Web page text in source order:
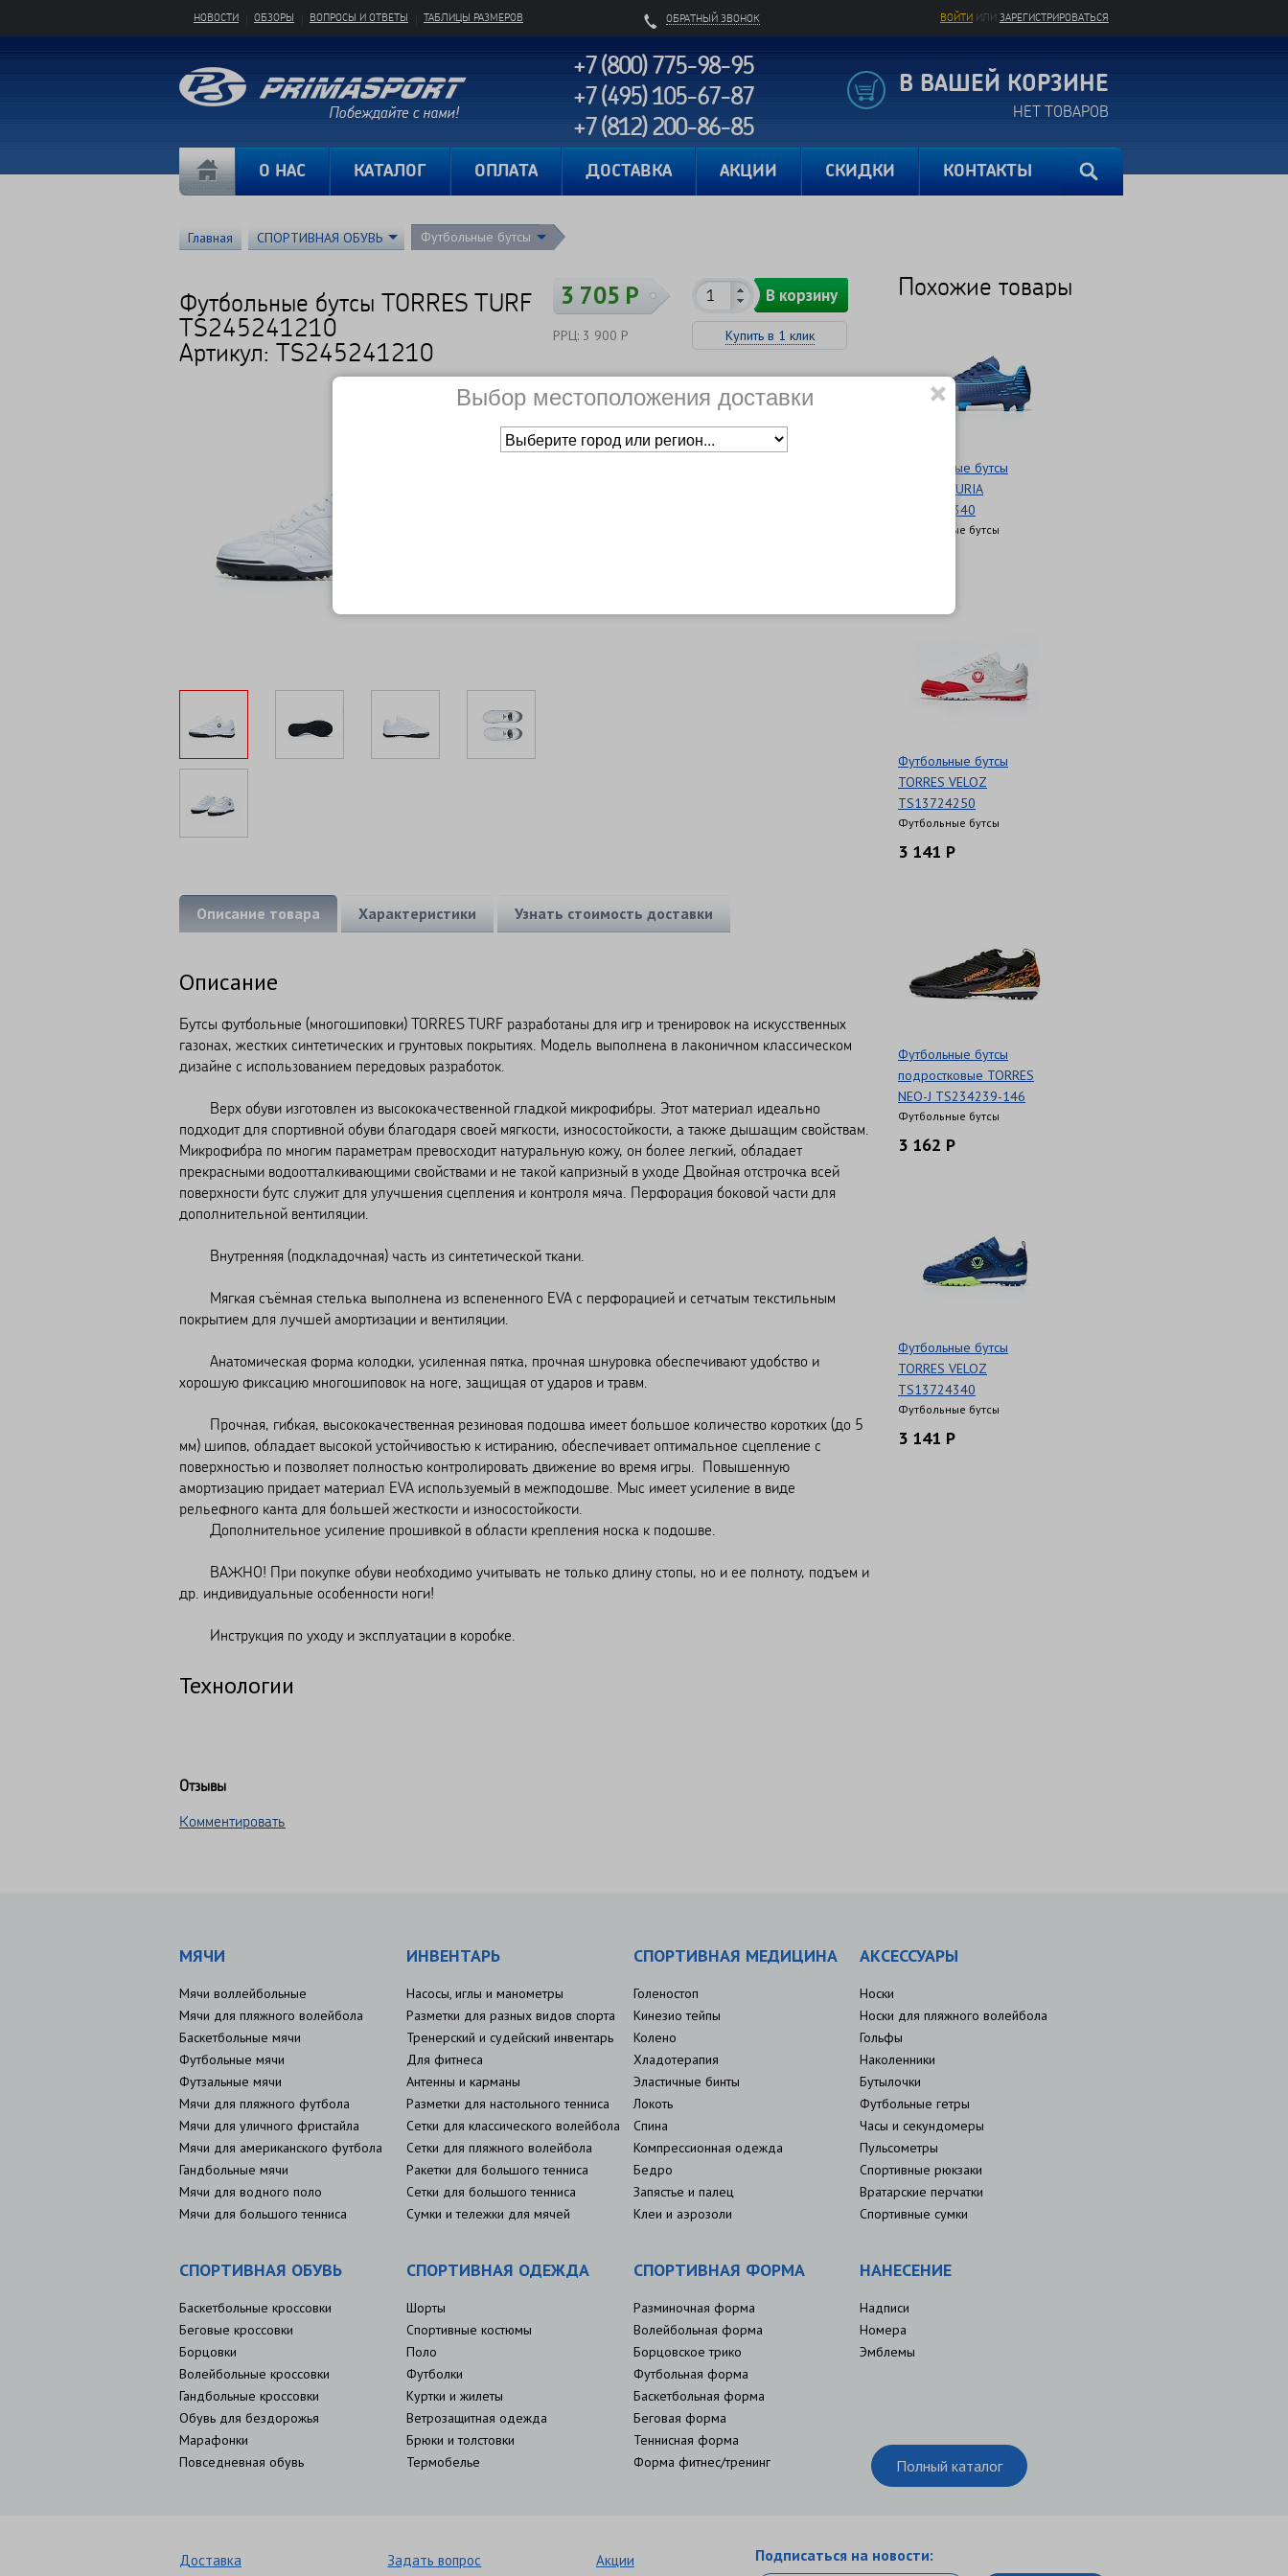
ОБРАТНЫЙ ЗВОНОК ВОЙТИ ИЛИ ЗАРЕГИСТРИРОВАТЬСЯ
НОВОСТИ ОБЗОРЫ ВОПРОСЫ И ОТВЕТЫ ТАБЛИЦЫ РАЗМЕРОВ
+7 (800) 775-98-95
+7 (495) 105-67-87
+7 (812) 200-86-85
В ВАШЕЙ КОРЗИНЕ
НЕТ ТОВАРОВ
О НАС КАТАЛОГ ОПЛАТА ДОСТАВКА АКЦИИ СКИДКИ КОНТАКТЫ
Главная СПОРТИВНАЯ ОБУВЬ Футбольные бутсы
Футбольные бутсы TORRES TURF
TS245241210
Артикул: TS245241210
3 705 Р
РРЦ: 3 900 Р
В корзину
Купить в 1 клик
Размер EURO CM
RUS
Описание товара Характеристики Узнать стоимость доставки
Описание
Бутсы футбольные (многошиповки) TORRES TURF разработаны для игр и тренировок на искусственных
газонах, жестких синтетических и грунтовых покрытиях. Модель выполнена в лаконичном классическом
дизайне с использованием передовых разработок.
Верх обуви изготовлен из высококачественной гладкой микрофибры. Этот материал идеально
подходит для спортивной обуви благодаря своей мягкости, износостойкости, а также дышащим свойствам.
Микрофибра по многим параметрам превосходит натуральную кожу, он более легкий, обладает
прекрасными водоотталкивающими свойствами и не такой капризный в уходе Двойная отстрочка всей
поверхности бутс служит для улучшения сцепления и контроля мяча. Перфорация боковой части для
дополнительной вентиляции.
Внутренняя (подкладочная) часть из синтетической ткани.
Мягкая cъёмная стелька выполнена из вспененного EVA с перфорацией и сетчатым текстильным
покрытием для лучшей амортизации и вентиляции.
Анатомическая форма колодки, усиленная пятка, прочная шнуровка обеспечивают удобство и
хорошую фиксацию многошиповок на ноге, защищая от ударов и травм.
Прочная, гибкая, высококачественная резиновая подошва имеет большое количество коротких (до 5
мм) шипов, обладает высокой устойчивостью к истиранию, обеспечивает оптимальное сцепление с
поверхностью и позволяет полностью контролировать движение во время игры. Повышенную
амортизацию придает материал EVA используемый в межподошве. Мыс имеет усиление в виде
рельефного канта для большей жесткости и износостойкости.
Дополнительное усиление прошивкой в области крепления носка к подошве.
ВАЖНО! При покупке обуви необходимо учитывать не только длину стопы, но и ее полноту, подъем и
др. индивидуальные особенности ноги!
Инструкция по уходу и эксплуатации в коробке.
Технологии
Похожие товары
Футбольные бутсы
TORRES FURIA
TS35324340
Футбольные бутсы
Футбольные бутсы
TORRES VELOZ
TS13724250
Футбольные бутсы
3 141 Р
Футбольные бутсы
подростковые TORRES
NEO-J TS234239-146
Футбольные бутсы
3 162 Р
Футбольные бутсы
TORRES VELOZ
TS13724340
Футбольные бутсы
3 141 Р
Отзывы
Комментировать
МЯЧИ
Мячи воллейбольные
Мячи для пляжного волейбола
Баскетбольные мячи
Футбольные мячи
Футзальные мячи
Мячи для пляжного футбола
Мячи для уличного фристайла
Мячи для американского футбола
Гандбольные мячи
Мячи для водного поло
Мячи для большого тенниса
ИНВЕНТАРЬ
Насосы, иглы и манометры
Разметки для разных видов спорта
Тренерский и судейский инвентарь
Для фитнеса
Антенны и карманы
Разметки для настольного тенниса
Сетки для классического волейбола
Сетки для пляжного волейбола
Ракетки для большого тенниса
Сетки для большого тенниса
Сумки и тележки для мячей
СПОРТИВНАЯ МЕДИЦИНА
Голеностоп
Кинезио тейпы
Колено
Хладотерапия
Эластичные бинты
Локоть
Спина
Компрессионная одежда
Бедро
Запястье и палец
Клеи и аэрозоли
АКСЕССУАРЫ
Носки
Носки для пляжного волейбола
Гольфы
Наколенники
Бутылочки
Футбольные гетры
Часы и секундомеры
Пульсометры
Спортивные рюкзаки
Вратарские перчатки
Спортивные сумки
СПОРТИВНАЯ ОБУВЬ
Баскетбольные кроссовки
Беговые кроссовки
Борцовки
Волейбольные кроссовки
Гандбольные кроссовки
Обувь для бездорожья
Марафонки
Повседневная обувь
СПОРТИВНАЯ ОДЕЖДА
Шорты
Спортивные костюмы
Поло
Футболки
Куртки и жилеты
Ветрозащитная одежда
Брюки и толстовки
Термобелье
СПОРТИВНАЯ ФОРМА
Разминочная форма
Волейбольная форма
Борцовское трико
Футбольная форма
Баскетбольная форма
Беговая форма
Теннисная форма
Форма фитнес/тренинг
НАНЕСЕНИЕ
Надписи
Номера
Эмблемы
Полный каталог
Доставка Задать вопрос Акции Подписаться на новости:
Выбор местоположения доставки